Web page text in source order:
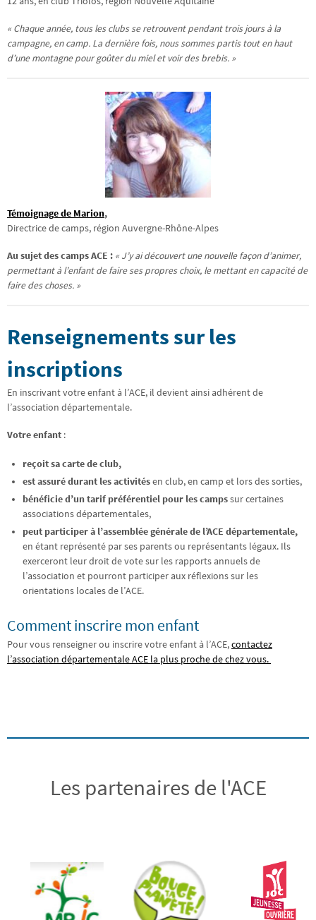
« Chaque année, tous les clubs se retrouvent pendant trois jours à la
campagne, en camp. La dernière fois, nous sommes partis tout en haut
d’une montagne pour goûter du miel et voir des brebis. »
Témoignage de Marion,
Directrice de camps, région Auvergne-Rhône-Alpes
Au sujet des camps ACE : « J’y ai découvert une nouvelle façon d’animer,
permettant à l’enfant de faire ses propres choix, le mettant en capacité de
faire des choses. »
Renseignements sur les
inscriptions
En inscrivant votre enfant à l’ACE, il devient ainsi adhérent de
l’association départementale.
Votre enfant :
reçoit sa carte de club,
est assuré durant les activitésen club, en camp et lors des sorties,
bénéficie d’un tarif préférentiel pour les campssur certaines
associations départementales,
peut participer à l’assemblée générale de l’ACE départementale,
en étant représenté par ses parents ou représentants légaux. Ils
exerceront leur droit de vote sur les rapports annuels de
l’association et pourront participer aux réflexions sur les
orientations locales de l’ACE.
Comment inscrire mon enfant
Pour vous renseigner ou inscrire votre enfant à l’ACE,contactez
l’association départementale ACE la plus proche de chez vous.
Les partenaires de l'ACE